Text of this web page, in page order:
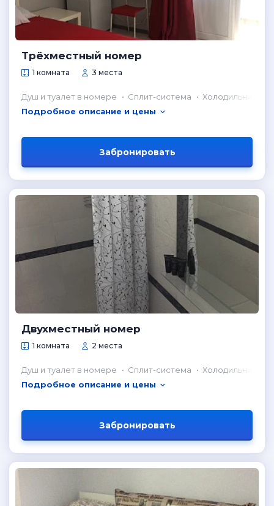
Трёхместный номер
1 комната 3 места
Душ и туалет в номере Сплит-система
Холодильник в
Подробное описание и цены
Забронировать
Двухместный номер
1 комната 2 места
Душ и туалет в номере Сплит-система
Холодильник в
Подробное описание и цены
Забронировать